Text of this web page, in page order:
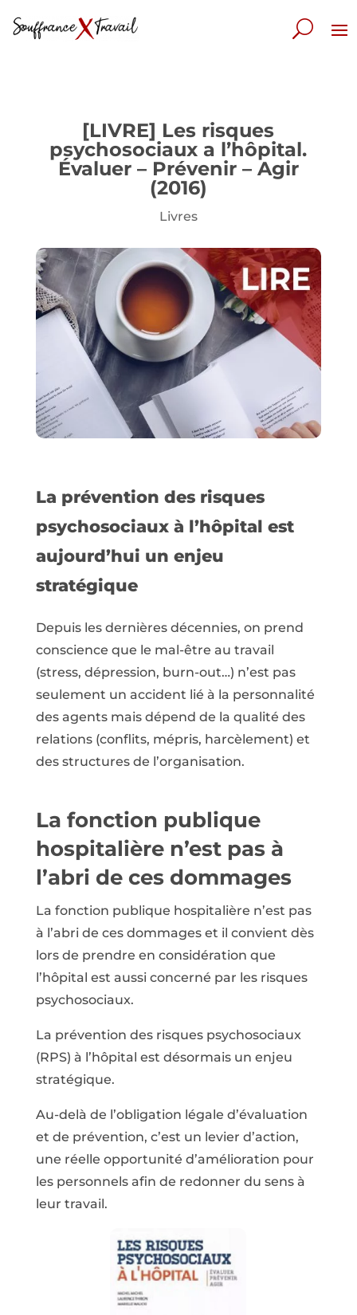
[LIVRE] Les risques
psychosociaux a l’hôpital.
Évaluer – Prévenir – Agir
(2016)
Livres
La prévention des risques
psychosociaux à l’hôpital est
aujourd’hui un enjeu
stratégique
Depuis les dernières décennies, on prend
conscience que le mal-être au travail
(stress, dépression, burn-out…) n’est pas
seulement un accident lié à la personnalité
des agents mais dépend de la qualité des
relations (conflits, mépris, harcèlement) et
des structures de l’organisation.
La fonction publique
hospitalière n’est pas à
l’abri de ces dommages
La fonction publique hospitalière n’est pas
à l’abri de ces dommages et il convient dès
lors de prendre en considération que
l’hôpital est aussi concerné par les risques
psychosociaux.
La prévention des risques psychosociaux
(RPS) à l’hôpital est désormais un enjeu
stratégique.
Au-delà de l’obligation légale d’évaluation
et de prévention, c’est un levier d’action,
une réelle opportunité d’amélioration pour
les personnels afin de redonner du sens à
leur travail.